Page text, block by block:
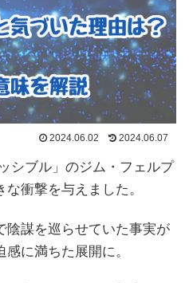
2024.06.02 2024.06.07
シブル」のジム・フェルプ
衝撃を与えました。
陰謀を巡らせていた事実が
に満ちた展開に。